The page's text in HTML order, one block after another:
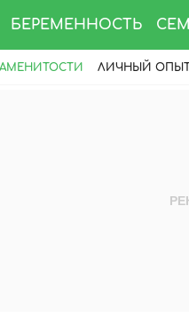
БЕРЕМЕННОСТЬ
ЛИЧНЫЙ ОПЫТ